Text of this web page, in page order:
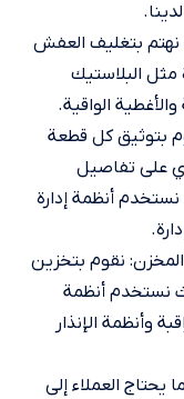
بتغليف العفش
مثل البلاستيك
الواقية.
بتوثيق كل قطعة
على تفاصيل
أنظمة إدارة
نقوم بتخزين
نستخدم أنظمة
وأنظمة الإنذار
العملاء إلى